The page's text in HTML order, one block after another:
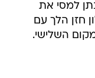
למסי את
חזן הלך עם
השלישי.